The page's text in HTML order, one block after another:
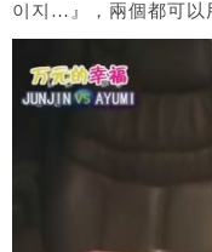
이지…』，兩個都可以